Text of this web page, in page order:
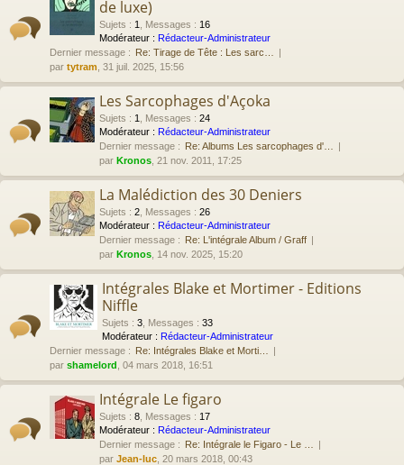
de luxe)
Sujets : 1 Messages : 16
Modérateur : Rédacteur-Administrateur
Dernier message : Re: Tirage de Tête : Les sarc…
par tytram , 31 juil. 2025, 15:56
Les Sarcophages d'Açoka
Sujets : 1 Messages : 24
Modérateur : Rédacteur-Administrateur
Dernier message : Re: Albums Les sarcophages d'…
par Kronos , 21 nov. 2011, 17:25
La Malédiction des 30 Deniers
Sujets : 2 Messages : 26
Modérateur : Rédacteur-Administrateur
Dernier message : Re: L'intégrale Album / Graff
par Kronos , 14 nov. 2025, 15:20
Intégrales Blake et Mortimer - Editions
Niffle
Sujets : 3 Messages : 33
Modérateur : Rédacteur-Administrateur
Dernier message : Re: Intégrales Blake et Morti…
par shamelord , 04 mars 2018, 16:51
Intégrale Le figaro
Sujets : 8 Messages : 17
Modérateur : Rédacteur-Administrateur
Dernier message : Re: Intégrale le Figaro - Le …
par Jean-luc , 20 mars 2018, 00:43